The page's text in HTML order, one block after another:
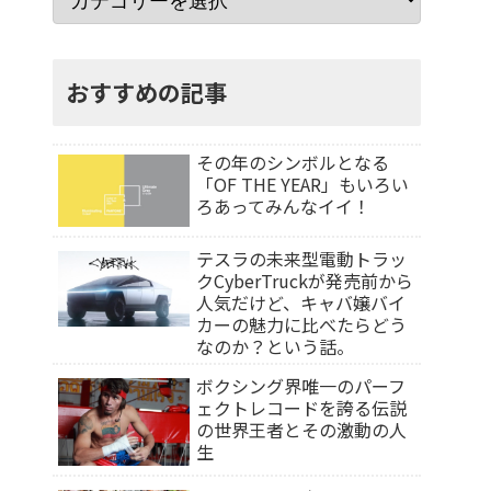
おすすめの記事
その年のシンボルとなる
「OF THE YEAR」もいろい
ろあってみんなイイ！
テスラの未来型電動トラッ
クCyberTruckが発売前から
人気だけど、キャバ嬢バイ
カーの魅力に比べたらどう
なのか？という話。
ボクシング界唯一のパーフ
ェクトレコードを誇る伝説
の世界王者とその激動の人
生